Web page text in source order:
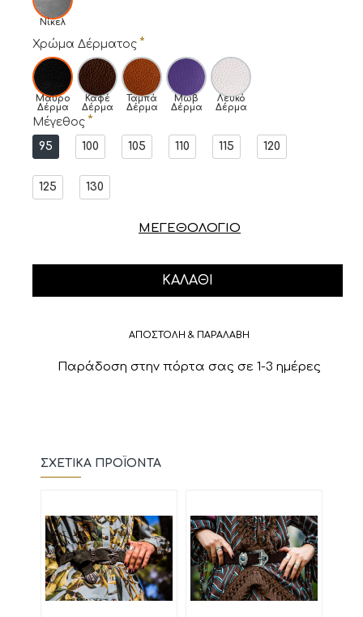
Νίκελ
Χρώμα Δέρματος
Μαύρο
Δέρμα
Καφέ
Δέρμα
Ταμπά
Δέρμα
Μωβ
Δέρμα
Λευκό
Δέρμα
Μέγεθος
95
100 105 110 115 120
125 130
ΚΑΛΆΘΙ
ΜΕΓΕΘΟΛΟΓΙΟ
ΑΠΟΣΤΟΛΗ & ΠΑΡΑΛΑΒΗ
Παράδοση στην πόρτα σας σε 1-3 ημέρες
ΣΧΕΤΙΚΆ ΠΡΟΪΌΝΤΑ